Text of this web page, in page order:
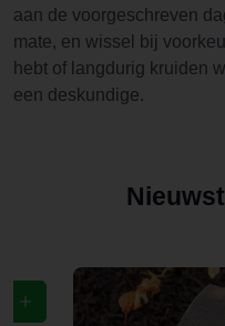
aan de voorgeschreven
mate, en wissel bij
hebt of langdurig kruiden
een deskundige.